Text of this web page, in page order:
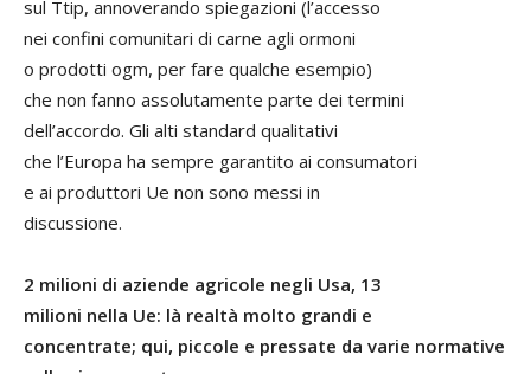
sul Ttip, annoverando spiegazioni (l’accesso
nei confini comunitari di carne agli ormoni
o prodotti ogm, per fare qualche esempio)
che non fanno assolutamente parte dei termini
dell’accordo. Gli alti standard qualitativi
che l’Europa ha sempre garantito ai consumatori
e ai produttori Ue non sono messi in
discussione.
2 milioni di aziende agricole negli Usa, 13
milioni nella Ue: là realtà molto grandi e
concentrate; qui, piccole e pressate da varie normative